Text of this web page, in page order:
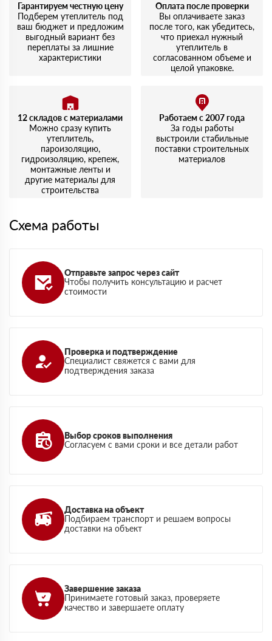
Гарантируем честную цену
Подберем утеплитель под
ваш бюджет и предложим
выгодный вариант без
переплаты за лишние
характеристики
Оплата после проверки
Вы оплачиваете заказ
после того, как убедитесь,
что приехал нужный
утеплитель в
согласованном объеме и
целой упаковке.
12 складов с материалами
Можно сразу купить
утеплитель,
пароизоляцию,
гидроизоляцию, крепеж,
монтажные ленты и
другие материалы для
строительства
Работаем с 2007 года
За годы работы
выстроили стабильные
поставки строительных
материалов
Схема работы
Отправьте запрос через сайт
Чтобы получить консультацию и расчет
стоимости
Проверка и подтверждение
Специалист свяжется с вами для
подтверждения заказа
Выбор сроков выполнения
Согласуем с вами сроки и все детали работ
Доставка на объект
Подбираем транспорт и решаем вопросы
доставки на объект
Завершение заказа
Принимаете готовый заказ, проверяете
качество и завершаете оплату